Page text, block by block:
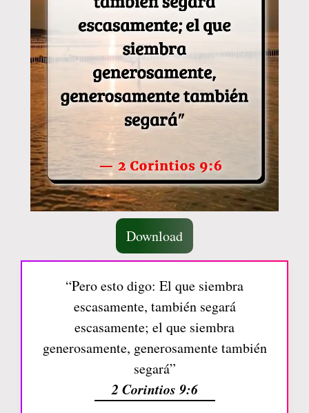
Download
“Pero esto digo: El que siembra
escasamente, también segará
escasamente; el que siembra
generosamente, generosamente también
segará”
2 Corintios 9:6